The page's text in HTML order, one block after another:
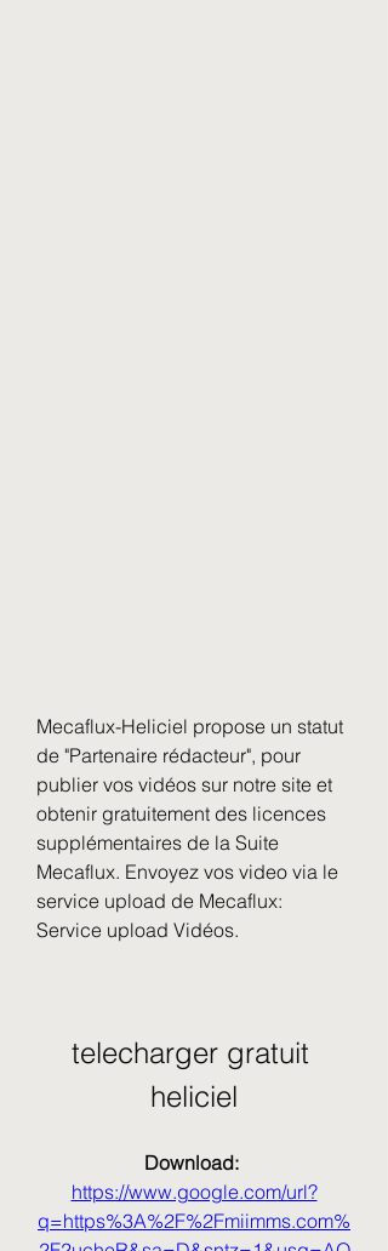
Mecaflux-Heliciel propose un statut
de "Partenaire rédacteur", pour
publier vos vidéos sur notre site et
obtenir gratuitement des licences
supplémentaires de la Suite
Mecaflux. Envoyez vos video via le
service upload de Mecaflux:
Service upload Vidéos.
telecharger gratuit
heliciel
https://www.google.com/url?
q=https%3A%2F%2Fmiimms.com%